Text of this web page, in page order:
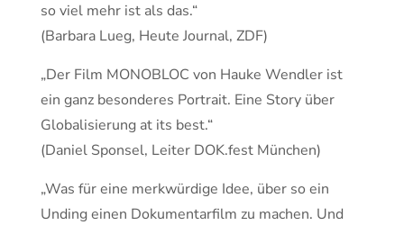
so viel mehr ist als das.“
(Barbara Lueg, Heute Journal, ZDF)
„Der Film MONOBLOC von Hauke Wendler ist
ein ganz besonderes Portrait. Eine Story über
Globalisierung at its best.“
(Daniel Sponsel, Leiter DOK.fest München)
„Was für eine merkwürdige Idee, über so ein
Unding einen Dokumentarfilm zu machen. Und